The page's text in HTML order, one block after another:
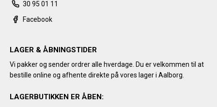
30 95 01 11
Facebook
LAGER & ÅBNINGSTIDER
Vi pakker og sender ordrer alle hverdage. Du er velkommen til at
bestille online og afhente direkte på vores lager i Aalborg.
LAGERBUTIKKEN ER ÅBEN: